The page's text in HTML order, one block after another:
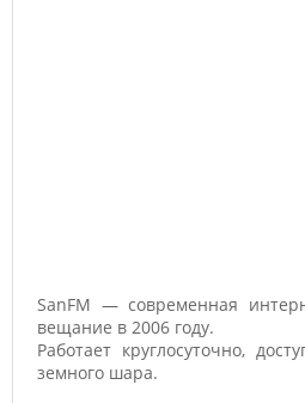
SanFM — современная
вещание в 2006 году.
Работает круглосуточно,
земного шара.